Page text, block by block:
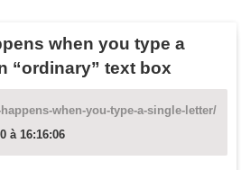
when you type a
“ordinary” text box
when-you-type-a-single-letter/
à 16:16:06